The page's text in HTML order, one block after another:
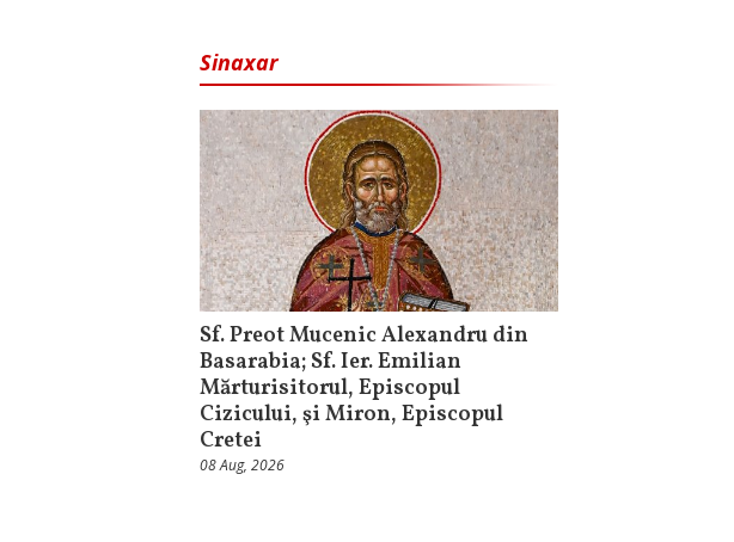
Sinaxar
Sf. Preot Mucenic Alexandru din
Basarabia; Sf. Ier. Emilian
Mărturisitorul, Episcopul
Cizicului, şi Miron, Episcopul
Cretei
08 Aug, 2026